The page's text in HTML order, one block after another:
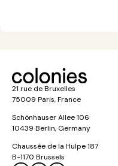
21 rue de Bruxelles
75009 Paris, France
Schönhauser Allee 106
10439 Berlin, Germany
Chaussée de la Hulpe 187
B-1170 Brussels